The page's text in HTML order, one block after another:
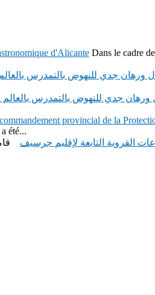
d'AlicanteDans le cadre
ورهان جدي للنهوض بالتمدرس
ورهان جدي للنهوض بالتمدرس بالعالم
provincial de la
été...